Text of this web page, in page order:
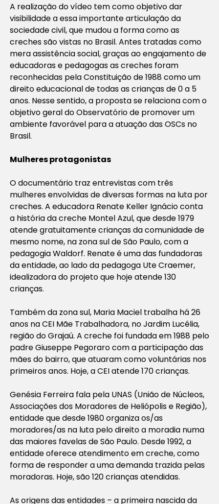
A realização do vídeo tem como objetivo dar
visibilidade a essa importante articulação da
sociedade civil, que mudou a forma como as
creches são vistas no Brasil. Antes tratadas como
mera assistência social, graças ao engajamento de
educadoras e pedagogas as creches foram
reconhecidas pela Constituição de 1988 como um
direito educacional de todas as crianças de 0 a 5
anos. Nesse sentido, a proposta se relaciona com o
objetivo geral do Observatório de promover um
ambiente favorável para a atuação das OSCs no
Brasil.
Mulheres protagonistas
O documentário traz entrevistas com três
mulheres envolvidas de diversas formas na luta por
creches. A educadora Renate Keller Ignácio conta
a história da creche Montel Azul, que desde 1979
atende gratuitamente crianças da comunidade de
mesmo nome, na zona sul de São Paulo, com a
pedagogia Waldorf. Renate é uma das fundadoras
da entidade, ao lado da pedagoga Ute Craemer,
idealizadora do projeto que hoje atende 130
crianças.
Também da zona sul, Maria Maciel trabalha há 26
anos na CEI Mãe Trabalhadora, no Jardim Lucélia,
região do Grajaú. A creche foi fundada em 1988 pelo
padre Giuseppe Pegoraro com a participação das
mães do bairro, que atuaram como voluntárias nos
primeiros anos. Hoje, a CEI atende 170 crianças.
Genésia Ferreira fala pela UNAS (União de Núcleos,
Associações dos Moradores de Heliópolis e Região),
entidade que desde 1980 organiza os/as
moradores/as na luta pelo direito a moradia numa
das maiores favelas de São Paulo. Desde 1992, a
entidade oferece atendimento em creche, como
forma de responder a uma demanda trazida pelas
moradoras. Hoje, são 120 crianças atendidas.
As origens das entidades – a primeira nascida da